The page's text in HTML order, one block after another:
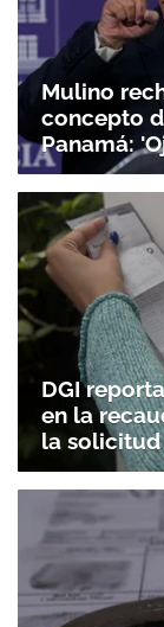
Mulino
concepto
Panamá:
DGI
en la
la